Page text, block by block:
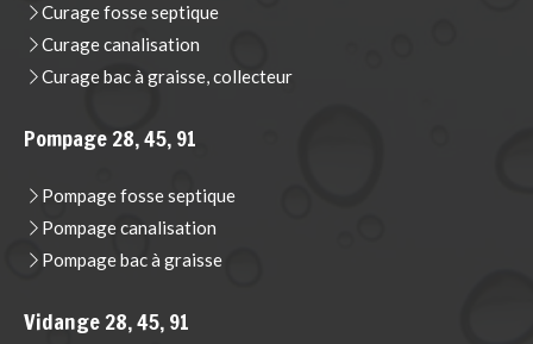
Curage fosse septique
Curage canalisation
Curage bac à graisse, collecteur
Pompage 28, 45, 91
Pompage fosse septique
Pompage canalisation
Pompage bac à graisse
Vidange 28, 45, 91